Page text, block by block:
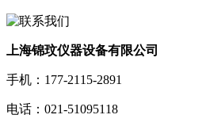
上海锦玟仪器设备有限公司
手机：177-2115-2891
电话：021-51095118